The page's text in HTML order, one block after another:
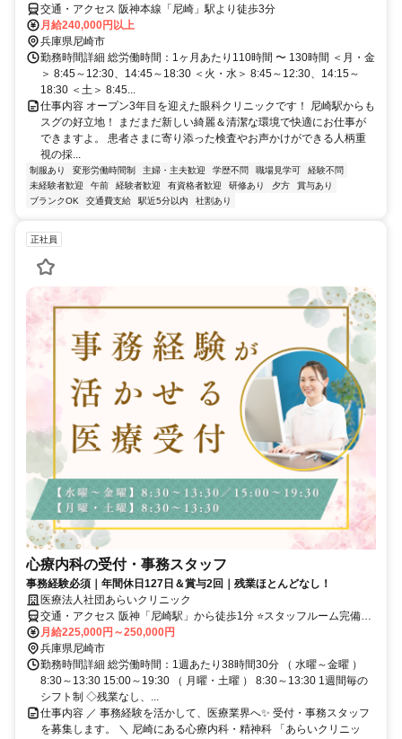
交通・アクセス 阪神本線「尼崎」駅より徒歩3分
月給240,000円以上
兵庫県尼崎市
勤務時間詳細 総労働時間：1ヶ月あたり110時間 〜 130時間 ＜月・金
＞ 8:45～12:30、14:45～18:30 ＜火・水＞ 8:45～12:30、14:15～
18:30 ＜土＞ 8:45...
仕事内容 オープン3年目を迎えた眼科クリニックです！ 尼崎駅からも
スグの好立地！ まだまだ新しい綺麗＆清潔な環境で快適にお仕事が
できますよ。 患者さまに寄り添った検査やお声かけができる人柄重
視の採...
制服あり 変形労働時間制 主婦・主夫歓迎 学歴不問 職場見学可
経験不問
未経験者歓迎
午前 経験者歓迎 有資格者歓迎 研修あり 夕方
賞与あり
ブランクOK
交通費支給 駅近5分以内 社割あり
正社員
心療内科の受付・事務スタッフ
事務経験必須｜年間休日127日＆賞与2回｜残業ほとんどなし！
医療法人社団あらいクリニック
交通・アクセス 阪神「尼崎駅」から徒歩1分 ⭐スタッフルーム完備！
20～30代活躍中！
月給225,000円～250,000円
兵庫県尼崎市
勤務時間詳細 総労働時間：1週あたり38時間30分 （ 水曜～金曜 ）
8:30～13:30 15:00～19:30 （ 月曜・土曜 ） 8:30～13:30 1週間毎の
シフト制 ◇残業なし、...
仕事内容 ／ 事務経験を活かして、医療業界へ✨ 受付・事務スタッフ
を募集します。 ＼ 尼崎にある心療内科・精神科 「あらいクリニッ